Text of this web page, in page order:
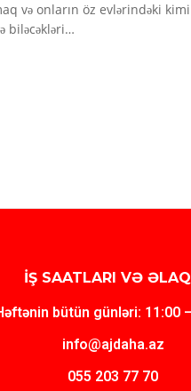
və onların öz evlərindəki
biləcəkləri…
İŞ SAATLARI VƏ
bütün günləri: 11:00
info@ajdaha.az
055 203 77 70